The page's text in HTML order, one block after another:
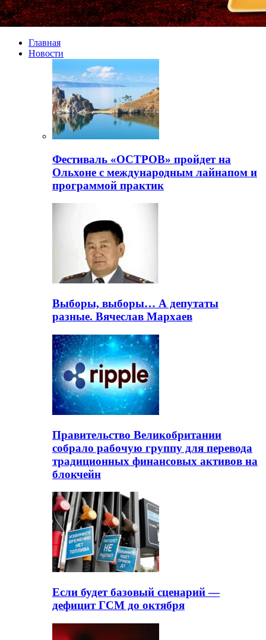
Главная
Новости
Фестиваль «ОСТРОВ» пройдет на
Ольхоне с международным лайнапом и
программой практик
Выборы, выборы… А депутаты
разные. Вячеслав Мархаев
Правительство Великобритании
собрало рабочую группу для перевода
традиционных финансовых активов на
блокчейн
Если будет базовый сценарий —
дефицит ГСМ до октября